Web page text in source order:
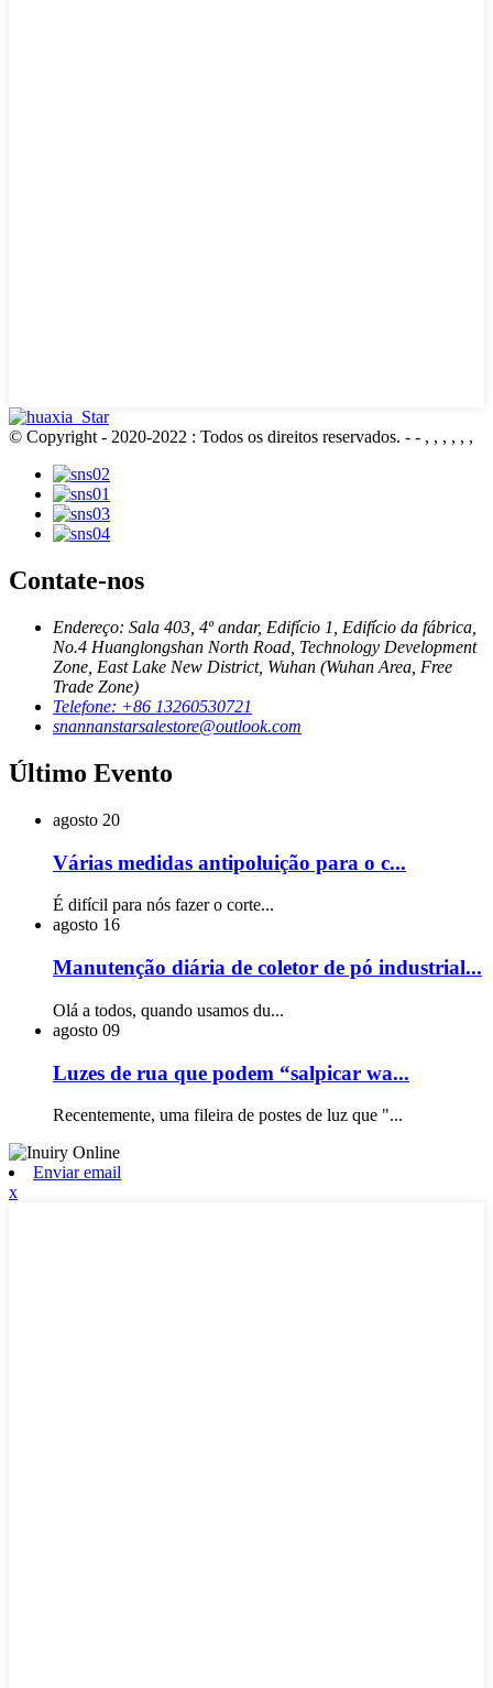
© Copyright - 2020-2022 : Todos os direitos reservados. - - , , , , , ,
Contate-nos
Endereço: Sala 403, 4º andar, Edifício 1, Edifício da fábrica,
No.4 Huanglongshan North Road, Technology Development
Zone, East Lake New District, Wuhan (Wuhan Area, Free
Trade Zone)
Telefone: +86 13260530721
snannanstarsalestore@outlook.com
Último Evento
agosto 20
Várias medidas antipoluição para o c...
É difícil para nós fazer o corte...
agosto 16
Manutenção diária de coletor de pó industrial...
Olá a todos, quando usamos du...
agosto 09
Luzes de rua que podem “salpicar wa...
Recentemente, uma fileira de postes de luz que "...
Enviar email
x